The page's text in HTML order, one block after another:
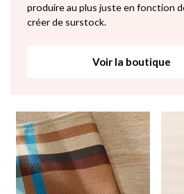
produire au plus juste en fonction
créer de surstock.
Voir la boutique